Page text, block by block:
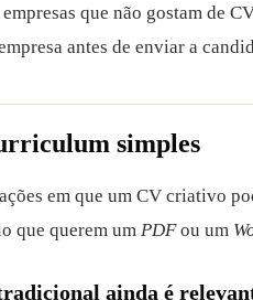
que não gostam de
antes de enviar a
simples
em que um CV criativo
que querem um PDFou um
ainda é